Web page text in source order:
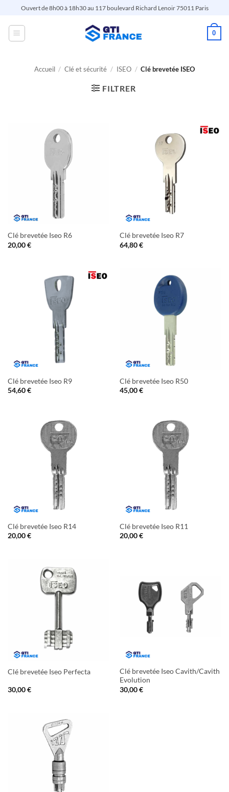
Passer
contenu
Ouvert de 8h00 à 18h30 au 117 boulevard Richard Lenoir 75011 Paris
0
Accueil / Clé et sécurité / ISEO / Clé brevetée ISEO
FILTRER
Clé brevetée Iseo R6
20,00€
Clé brevetée Iseo R7
64,80€
Clé brevetée Iseo R9
54,60€
Clé brevetée Iseo R50
45,00€
Clé brevetée Iseo R14
20,00€
Clé brevetée Iseo R11
20,00€
Clé brevetée Iseo Perfecta
30,00€
Clé brevetée Iseo Cavith/Cavith
Evolution
30,00€